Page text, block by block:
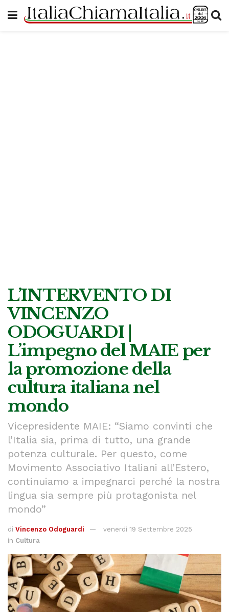
L’INTERVENTO DI
VINCENZO
ODOGUARDI |
L’impegno del MAIE per
la promozione della
cultura italiana nel
mondo
Vicepresidente MAIE: “Siamo convinti che
l’Italia sia, prima di tutto, una grande
potenza culturale. Per questo, come
Movimento Associativo Italiani all’Estero,
continuiamo a impegnarci perché la nostra
lingua sia sempre più protagonista nel
mondo”
di Vincenzo Odoguardi
venerdì 19 Settembre 2025
in Cultura